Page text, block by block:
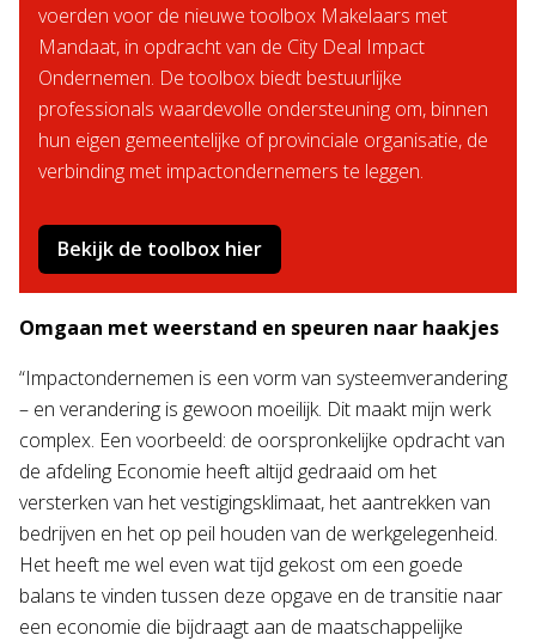
voerden voor de nieuwe toolbox Makelaars met
Mandaat, in opdracht van de City Deal Impact
Ondernemen. De toolbox biedt bestuurlijke
professionals waardevolle ondersteuning om, binnen
hun eigen gemeentelijke of provinciale organisatie, de
verbinding met impactondernemers te leggen.
Bekijk de toolbox hier
Omgaan met weerstand en speuren naar haakjes
“Impactondernemen is een vorm van systeemverandering
– en verandering is gewoon moeilijk. Dit maakt mijn werk
complex. Een voorbeeld: de oorspronkelijke opdracht van
de afdeling Economie heeft altijd gedraaid om het
versterken van het vestigingsklimaat, het aantrekken van
bedrijven en het op peil houden van de werkgelegenheid.
Het heeft me wel even wat tijd gekost om een goede
balans te vinden tussen deze opgave en de transitie naar
een economie die bijdraagt aan de maatschappelijke